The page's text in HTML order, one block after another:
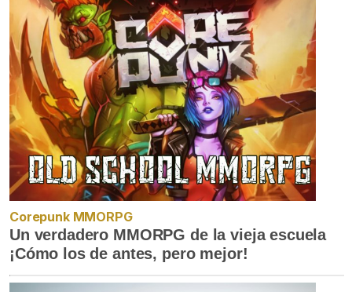
Corepunk MMORPG
Un verdadero MMORPG de la vieja escuela
¡Cómo los de antes, pero mejor!